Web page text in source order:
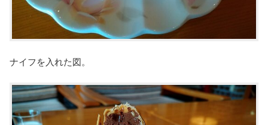
ナイフを入れた図。